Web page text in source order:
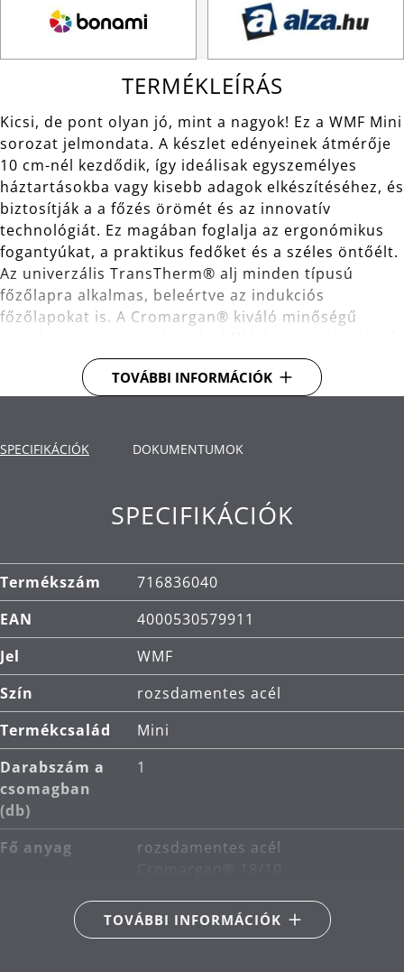
TERMÉKLEÍRÁS
Kicsi, de pont olyan jó, mint a nagyok! Ez a WMF Mini
sorozat jelmondata. A készlet edényeinek átmérője
10 cm-nél kezdődik, így ideálisak egyszemélyes
háztartásokba vagy kisebb adagok elkészítéséhez, és
biztosítják a a főzés örömét és az innovatív
technológiát. Ez magában foglalja az ergonómikus
fogantyúkat, a praktikus fedőket és a széles öntőélt.
Az univerzális TransTherm® alj minden típusú
főzőlapra alkalmas, beleértve az indukciós
főzőlapokat is. A Cromargan® kiváló minőségű
meg. A fazekak átmérője 10-16 cm, így ideálisak a
ételmaradék gyors melegítésére is.
hosszú ideig megtartja azt.
beleértve az indukciósat is.
rozsdamentes acél, amely méretben stabil,
mosogatógépben mosható, saválló, korrózióálló
és rendkívül karcálló.
Tisztítás: mosogatógépben mosható.
TOVÁBBI INFORMÁCIÓK
SPECIFIKÁCIÓK DOKUMENTUMOK
SPECIFIKÁCIÓK
Termékszám
716836040
EAN
4000530579911
Jel
WMF
Szín
rozsdamentes acél
Termékcsalád
Mini
Darabszám a
csomagban
(db)
1
Fő anyag
rozsdamentes acél
Indukciós
kompatibilis
Megfelelő indukciós
TOVÁBBI INFORMÁCIÓK